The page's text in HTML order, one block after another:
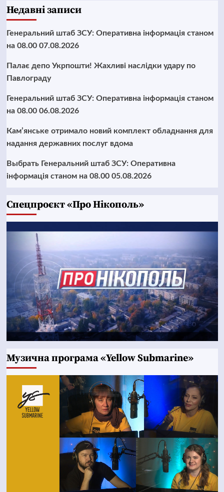
Недавні записи
Генеральний штаб ЗСУ: Оперативна інформація станом
на 08.00 07.08.2026
Палає депо Укрпошти! Жахливі наслідки удару по
Павлограду
Генеральний штаб ЗСУ: Оперативна інформація станом
на 08.00 06.08.2026
Кам’янське отримало новий комплект обладнання для
надання державних послуг вдома
Выбрать Генеральний штаб ЗСУ: Оперативна
інформація станом на 08.00 05.08.2026
Cпецпроєкт «Про Нікополь»
Музична програма «Yellow Submarine»